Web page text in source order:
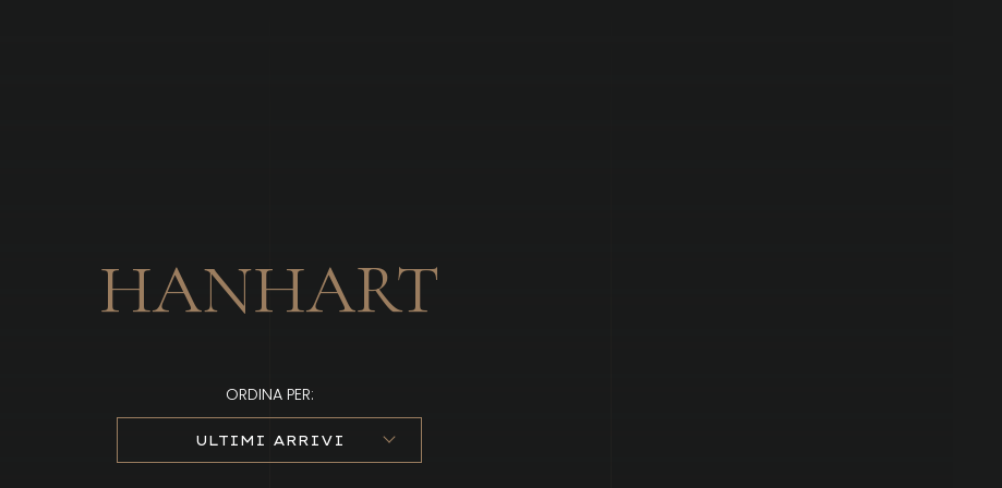
HANHART
ORDINA PER:
ULTIMI ARRIVI